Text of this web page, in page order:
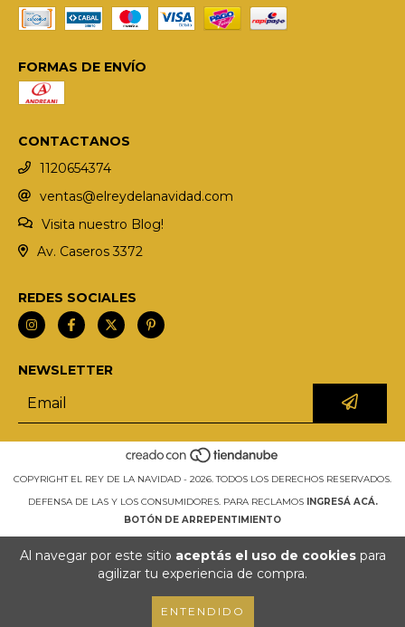
Al navegar por este sitio aceptás el uso de cookiespara
agilizar tu experiencia de compra.
ENTENDIDO
FORMAS DE ENVÍO
CONTACTANOS
1120654374
ventas@elreydelanavidad.com
Visita nuestro Blog!
Av. Caseros 3372
REDES SOCIALES
NEWSLETTER
COPYRIGHT EL REY DE LA NAVIDAD - 2026. TODOS LOS DERECHOS RESERVADOS.
DEFENSA DE LAS Y LOS CONSUMIDORES. PARA RECLAMOS INGRESÁ ACÁ.
BOTÓN DE ARREPENTIMIENTO